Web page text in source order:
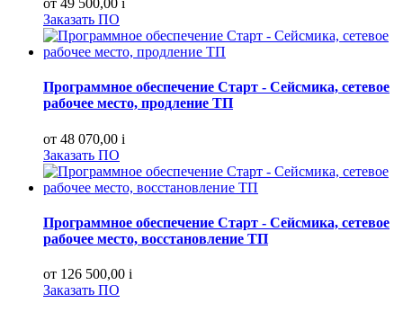
от 49 500,00 i
Заказать ПО
Программное обеспечение Старт - Сейсмика, сетевое
рабочее место, продление ТП
от 48 070,00 i
Заказать ПО
Программное обеспечение Старт - Сейсмика, сетевое
рабочее место, восстановление ТП
от 126 500,00 i
Заказать ПО